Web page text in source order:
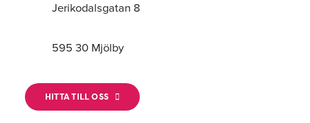
Jerikodalsgatan 8
595 30 Mjölby
HITTA TILL OSS